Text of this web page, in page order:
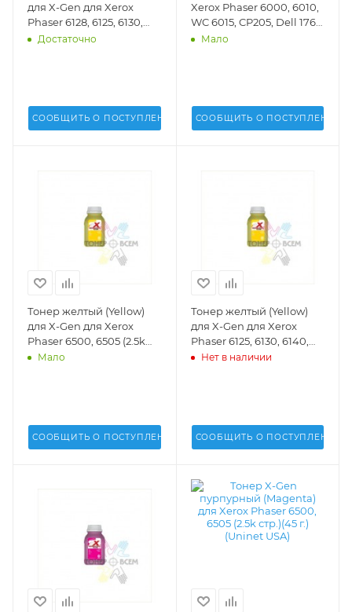
для X-Gen для Xerox
Phaser 6128, 6125, 6130,
6140. MFP (3.1k стр.)(40 г.)
Достаточно
СООБЩИТЬ О ПОСТУПЛЕНИИ
Xerox Phaser 6000, 6010,
WC 6015, CP205, Dell 1760
(18 г.)(Static Control) -
Мало
СООБЩИТЬ О ПОСТУПЛЕНИИ
Тонер желтый (Yellow)
для X-Gen для Xerox
Phaser 6500, 6505 (2.5k
стр.)(45 г.)(Uninet USA) -
Мало
СООБЩИТЬ О ПОСТУПЛЕНИИ
Тонер желтый (Yellow)
для X-Gen для Xerox
Phaser 6125, 6130, 6140,
6128 (35 г.)(2k стр.)(Uninet
Нет в наличии
СООБЩИТЬ О ПОСТУПЛЕНИИ